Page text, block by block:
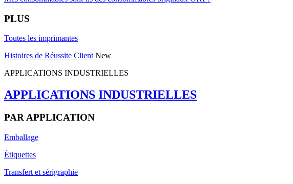
PLUS
Toutes les imprimantes
Histoires de Réussite Client New
APPLICATIONS INDUSTRIELLES
APPLICATIONS INDUSTRIELLES
PAR APPLICATION
Emballage
Étiquettes
Transfert et sérigraphie